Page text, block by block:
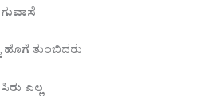
ಹೊಗೆ ತುಂಬಿದರು
ಎಲ್ಲ